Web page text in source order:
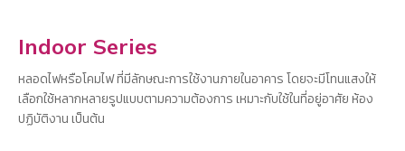
Indoor Series
หลอดไฟหรือโคมไฟ ที่มีลักษณะการใช้งานภายในอาคาร โดยจะมีโทนแสงให้
เลือกใช้หลากหลายรูปแบบตามความต้องการ เหมาะกับใช้ในที่อยู่อาศัย ห้อง
ปฏิบัติงาน เป็นต้น